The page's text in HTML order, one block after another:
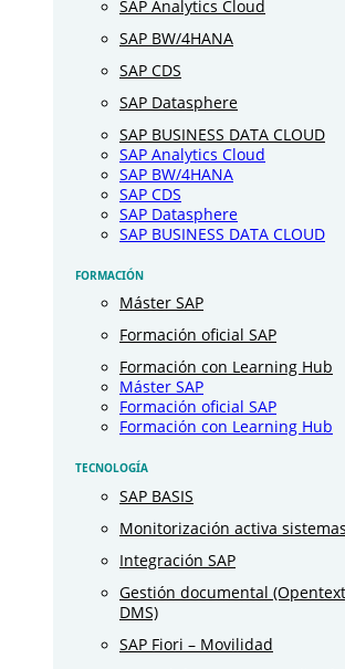
SAP Analytics Cloud
SAP BW/4HANA
SAP CDS
SAP Datasphere
SAP BUSINESS DATA CLOUD
SAP Analytics Cloud
SAP BW/4HANA
SAP CDS
SAP Datasphere
SAP BUSINESS DATA CLOUD
FORMACIÓN
Máster SAP
Formación oficial SAP
Formación con Learning Hub
Máster SAP
Formación oficial SAP
Formación con Learning Hub
TECNOLOGÍA
SAP BASIS
Monitorización activa
Integración SAP
Gestión documental
DMS)
SAP Fiori – Movilidad